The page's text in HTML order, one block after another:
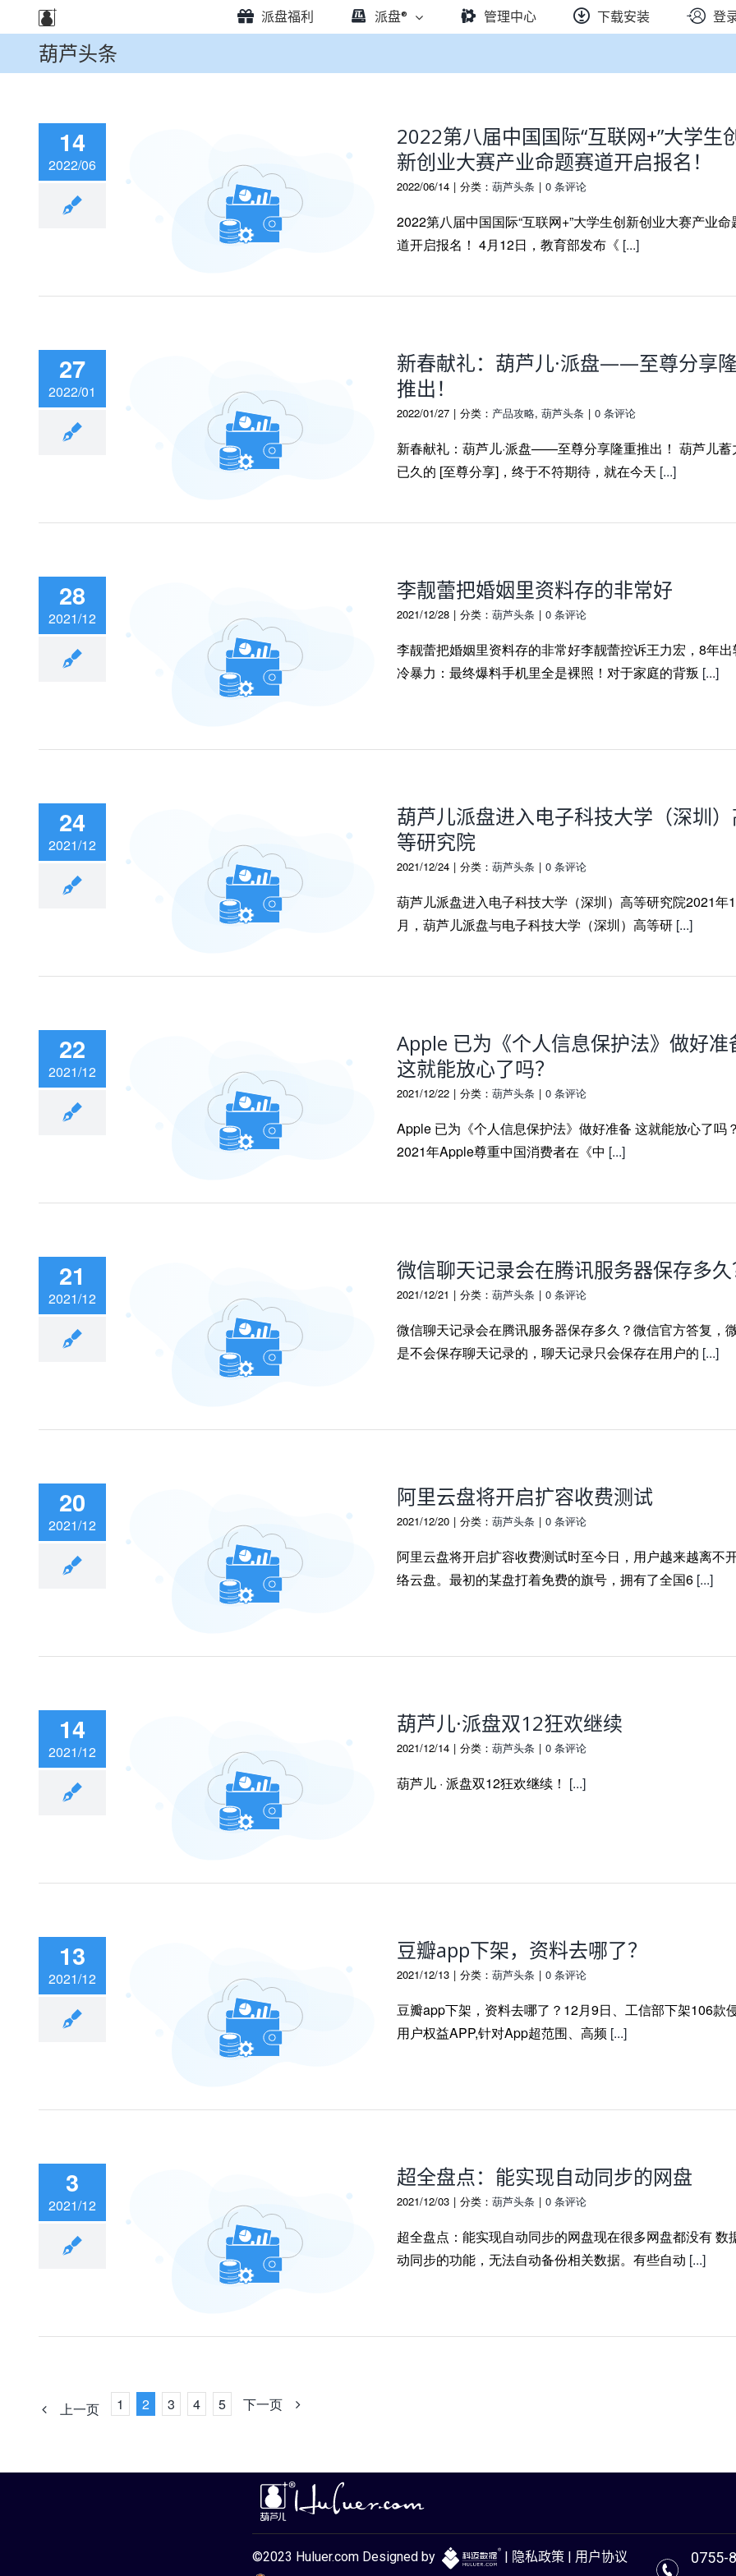
派盘福利 派盘® 管理中心 下载安装 登
葫芦头条
14
2022/06
联网+”大学生
2022第八届中国国际“互联网+”大学生
新创业大赛产业命题赛道开启报名！
2022/06/14 | 分类： 葫芦头条 | 0 条评论
2022第八届中国国际“互联网+”大学生创新创业大赛产业命
道开启报名！ 4月12日，教育部发布《 [...]
27
2022/01
盘——至尊分享
新春献礼：葫芦儿·派盘——至尊分享
推出！
2022/01/27 | 分类： 产品攻略, 葫芦头条 | 0 条评论
新春献礼：葫芦儿·派盘——至尊分享隆重推出！ 葫芦儿蓄
已久的 [至尊分享]，终于不符期待，就在今天 [...]
28
2021/12
李靓蕾把婚姻里资料存的非常好
2021/12/28 | 分类： 葫芦头条 | 0 条评论
李靓蕾把婚姻里资料存的非常好李靓蕾控诉王力宏，8年出
冷暴力：最终爆料手机里全是裸照！对于家庭的背叛 [...]
24
2021/12
科技大学（深
葫芦儿派盘进入电子科技大学（深圳
等研究院
2021/12/24 | 分类： 葫芦头条 | 0 条评论
葫芦儿派盘进入电子科技大学（深圳）高等研究院2021年
月，葫芦儿派盘与电子科技大学（深圳）高等研 [...]
22
2021/12
保护法》做好
Apple 已为《个人信息保护法》做好准
这就能放心了吗？
2021/12/22 | 分类： 葫芦头条 | 0 条评论
Apple 已为《个人信息保护法》做好准备 这就能放心了吗
2021年Apple尊重中国消费者在《中 [...]
21
2021/12
服务器保存多
微信聊天记录会在腾讯服务器保存多
2021/12/21 | 分类： 葫芦头条 | 0 条评论
微信聊天记录会在腾讯服务器保存多久？微信官方答复，
是不会保存聊天记录的，聊天记录只会保存在用户的 [...]
20
2021/12
阿里云盘将开启扩容收费测试
2021/12/20 | 分类： 葫芦头条 | 0 条评论
阿里云盘将开启扩容收费测试时至今日，用户越来越离不
络云盘。最初的某盘打着免费的旗号，拥有了全国6 [...]
14
2021/12
葫芦儿·派盘双12狂欢继续
2021/12/14 | 分类： 葫芦头条 | 0 条评论
葫芦儿 · 派盘双12狂欢继续！ [...]
13
2021/12
豆瓣app下架，资料去哪了？
2021/12/13 | 分类： 葫芦头条 | 0 条评论
豆瓣app下架，资料去哪了？12月9日、工信部下架106款
用户权益APP,针对App超范围、高频 [...]
3
2021/12
超全盘点：能实现自动同步的网盘
2021/12/03 | 分类： 葫芦头条 | 0 条评论
超全盘点：能实现自动同步的网盘现在很多网盘都没有 数
动同步的功能，无法自动备份相关数据。有些自动 [...]
上一页 1 2 3 4 5 下一页
©2023 Huluer.com Designed by | 隐私政策 | 用户协议
0755-